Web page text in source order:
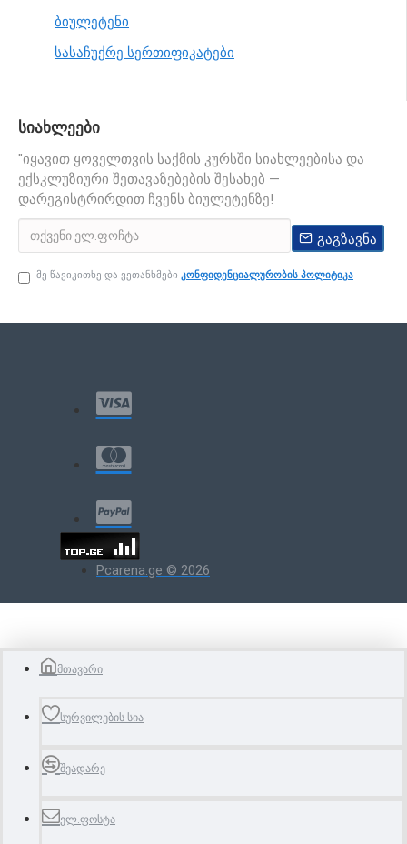
ბიულეტენი
სასაჩუქრე სერთიფიკატები
სიახლეები
"იყავით ყოველთვის საქმის კურსში სიახლეებისა და
ექსკლუზიური შეთავაზებების შესახებ —
დარეგისტრირდით ჩვენს ბიულეტენზე!
გაგზავნა
მე წავიკითხე და ვეთანხმები კონფიდენციალურობის პოლიტიკა
Pcarena.ge © 2026
მთავარი
სურვილების სია
შეადარე
ელ.ფოსტა